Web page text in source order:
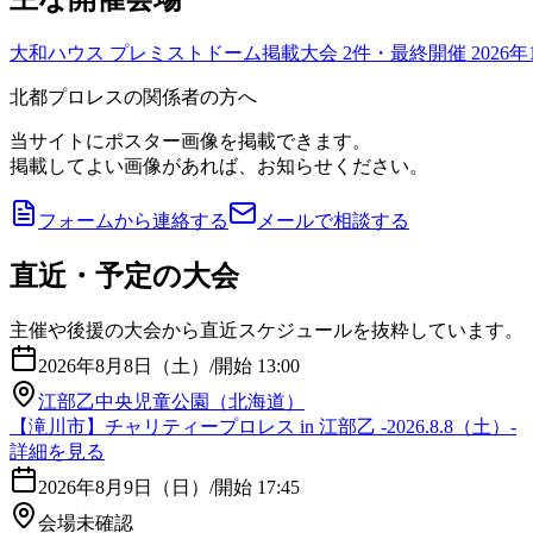
大和ハウス プレミストドーム掲載大会 2件 ・最終開催 2026
北都プロレスの関係者の方へ
当サイトにポスター画像を掲載できます。
掲載してよい画像があれば、お知らせください。
フォームから連絡する メールで相談する
直近・予定の大会
主催や後援の大会から直近スケジュールを抜粋しています。
2026年8月8日（土） /開始 13:00
江部乙中央児童公園（北海道）
【滝川市】チャリティープロレス in 江部乙 -2026.8.8（土）-
詳細を見る
2026年8月9日（日） /開始 17:45
会場未確認